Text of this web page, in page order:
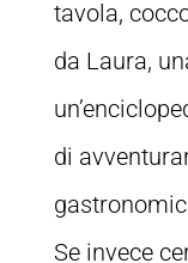
tavola,
da Laura,
di
Se invece